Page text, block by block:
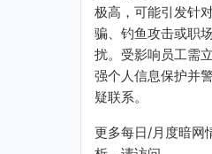
极高，可能引发针
骗、钓鱼攻击或职
扰。受影响员工需
强个人信息保护并
疑联系。
更多每日/月度暗网